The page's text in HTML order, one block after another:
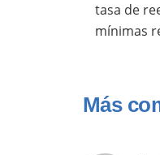
tasa de
mínimas
Más